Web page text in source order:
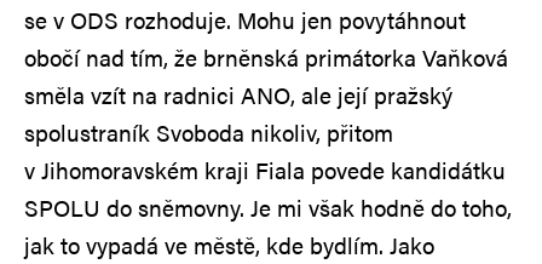
se v ODS rozhoduje. Mohu jen povytáhnout
obočí nad tím, že brněnská primátorka Vaňková
směla vzít na radnici ANO, ale její pražský
spolustraník Svoboda nikoliv, přitom
v Jihomoravském kraji Fiala povede kandidátku
SPOLU do sněmovny. Je mi však hodně do toho,
jak to vypadá ve městě, kde bydlím. Jako